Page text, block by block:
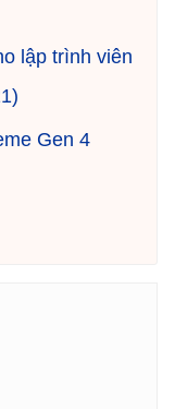
lập trình viên
Gen 4